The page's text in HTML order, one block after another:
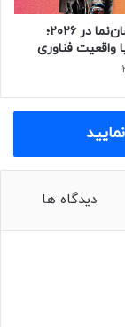
ربات‌های انسان‌نما در ۲۰۲۶؛
واقعیت فناوری
دیدگاه ها